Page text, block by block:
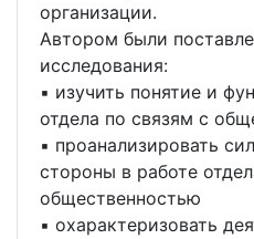
организации.
Автором были
исследования:
▪ изучить понятие и
отдела по связям с
▪ проанализировать
стороны в работе
общественностью
▪ охарактеризовать